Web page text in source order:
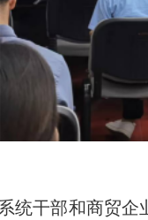
统干部和商贸